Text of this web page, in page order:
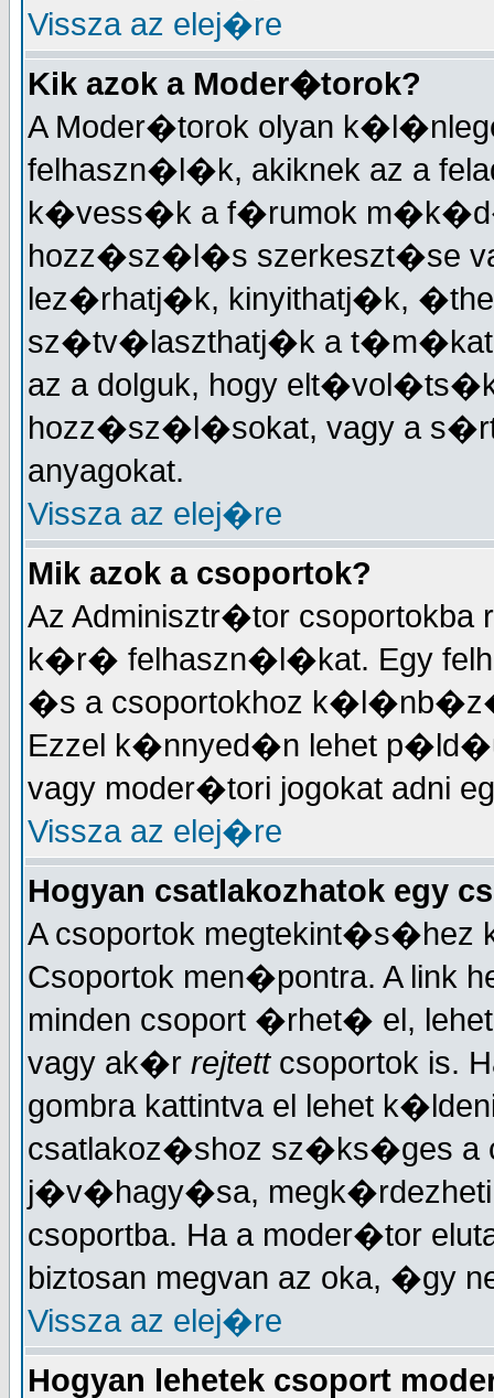
Vissza az elej�re
Kik azok a Moder�torok?
A Moder�torok olyan
felhaszn�l�k, akiknek az a
k�vess�k a f�rumok
hozz�sz�l�s szerkeszt�se
lez�rhatj�k, kinyithatj�k,
sz�tv�laszthatj�k a
az a dolguk, hogy
hozz�sz�l�sokat, vagy a
anyagokat.
Vissza az elej�re
Mik azok a csoportok?
Az Adminisztr�tor
k�r� felhaszn�l�kat. Egy
�s a csoportokhoz
Ezzel k�nnyed�n lehet
vagy moder�tori jogokat adni
Vissza az elej�re
Hogyan csatlakozhatok egy
A csoportok
Csoportok men�pontra. A link
minden csoport �rhet� el,
vagy ak�r rejtettcsoportok is.
gombra kattintva el lehet
csatlakoz�shoz sz�ks�ges a
j�v�hagy�sa,
csoportba. Ha a moder�tor
biztosan megvan az oka, �gy
Vissza az elej�re
Hogyan lehetek csoport